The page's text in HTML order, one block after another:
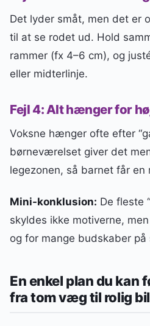
Det lyder småt, men det er
til at se rodet ud. Hold
rammer (fx 4–6 cm), og
eller midterlinje.
Fejl 4: Alt hænger for
Voksne hænger ofte efter
børneværelset giver det
legezonen, så barnet får en
Mini-konklusion: De fleste
skyldes ikke motiverne,
og for mange budskaber
En enkel plan du kan
fra tom væg til rolig